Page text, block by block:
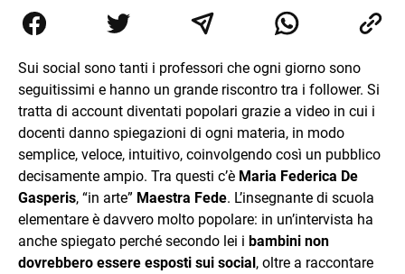
collaborato con grandi gruppi editoriali e agenzie di
comunicazione specializzandosi nella scrittura di articoli
Sui social sono tanti i professori che ogni giorno sono
seguitissimi e hanno un grande riscontro tra i follower. Si
tratta di account diventati popolari grazie a video in cui i
docenti danno spiegazioni di ogni materia, in modo
semplice, veloce, intuitivo, coinvolgendo così un pubblico
decisamente ampio. Tra questi c’è Maria Federica De
Gasperis, “in arte” Maestra Fede. L’insegnante di scuola
elementare è davvero molto popolare: in un’intervista ha
anche spiegato perché secondo lei i bambini non
dovrebbero essere esposti sui social, oltre a raccontare